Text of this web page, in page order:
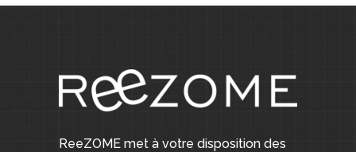
ReeZOME met à votre disposition des